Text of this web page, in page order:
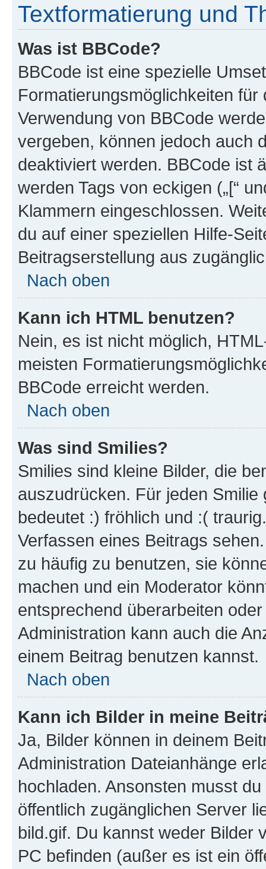
Textformatierung und
Was ist BBCode?
BBCode ist eine spezielle
Formatierungsmöglichkeiten
Verwendung von BBCode
vergeben, können jedoch auch
deaktiviert werden. BBCode ist
werden Tags von eckigen („[“
Klammern eingeschlossen.
du auf einer speziellen Hilfe-
Beitragserstellung aus
Nach oben
Kann ich HTML benutzen?
Nein, es ist nicht möglich,
meisten
BBCode erreicht werden.
Nach oben
Was sind Smilies?
Smilies sind kleine Bilder, die
auszudrücken. Für jeden
bedeutet :) fröhlich und :(
Verfassen eines Beitrags
zu häufig zu benutzen, sie
machen und ein Moderator
entsprechend überarbeiten
Administration kann auch die
einem Beitrag benutzen kannst.
Nach oben
Kann ich Bilder in meine
Ja, Bilder können in deinem
Administration Dateianhänge
hochladen. Ansonsten musst
öffentlich zugänglichen Server
bild.gif. Du kannst weder Bilder
PC befinden (außer es ist ein